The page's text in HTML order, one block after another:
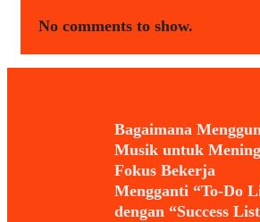
No comments to show.
Bagaimana
Musik untuk
Fokus Bekerja
Mengganti “To-Do
dengan “Success